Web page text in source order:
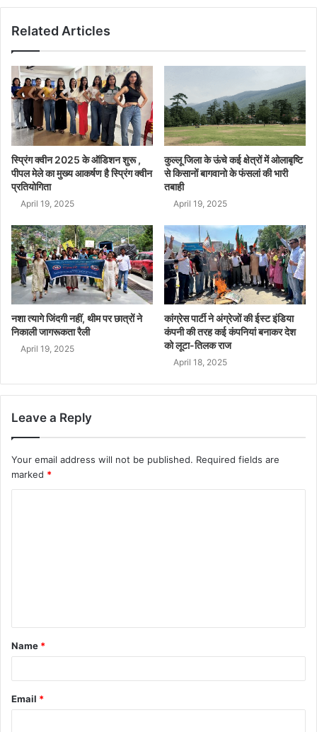
Related Articles
स्प्रिंग क्वीन 2025 के ऑडिशन शुरू ,
पीपल मेले का मुख्य आकर्षण है स्प्रिंग क्वीन
प्रतियोगिता
April 19, 2025
कुल्लू जिला के ऊंचे कई क्षेत्रों में ओलाबृष्टि
से किसानों बागवानो के फंसलां की भारी
तबाही
April 19, 2025
नशा त्यागे जिंदगी नहीं, थीम पर छात्रों ने
निकाली जागरूकता रैली
April 19, 2025
कांग्रेस पार्टी ने अंग्रेजों की ईस्ट इंडिया
कंपनी की तरह कई कंपनियां बनाकर देश
को लूटा-तिलक राज
April 18, 2025
Leave a Reply
Your email address will not be published. Required fields are
marked *
Name *
Email *